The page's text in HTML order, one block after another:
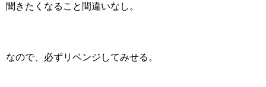
聞きたくなること間違いなし。
なので、必ずリベンジしてみせる。